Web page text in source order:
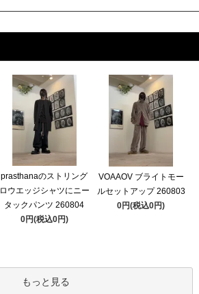
prasthanaのストリング
ロウエッジシャツにニー
タックパンツ 260804
0円(税込0円)
VOAAOV ブライトモー
ルセットアップ 260803
0円(税込0円)
もっと見る